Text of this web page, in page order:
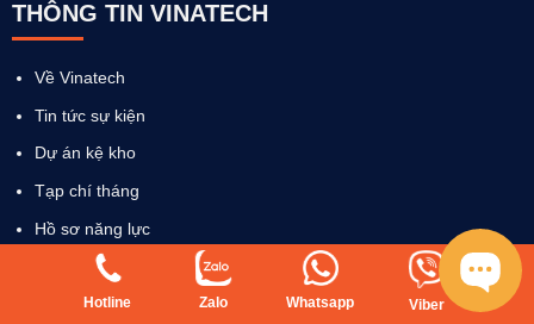
THÔNG TIN VINATECH
Về Vinatech
Tin tức sự kiện
Dự án kệ kho
Tạp chí tháng
Hồ sơ năng lực
Media doanh nghiệp
Tuyển dụng
Hotline Zalo Whatsapp Viber